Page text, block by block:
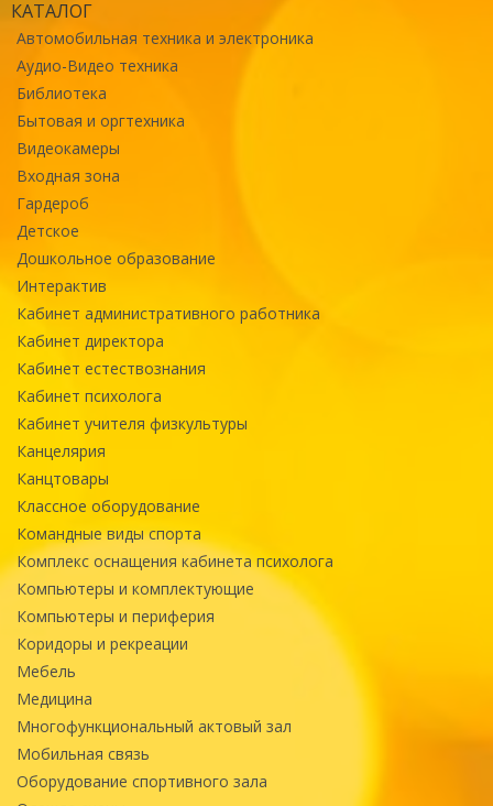
КАТАЛОГ
Автомобильная техника и электроника
Аудио-Видео техника
Библиотека
Бытовая и оргтехника
Видеокамеры
Входная зона
Гардероб
Детское
Дошкольное образование
Интерактив
Кабинет административного работника
Кабинет директора
Кабинет естествознания
Кабинет психолога
Кабинет учителя физкультуры
Канцелярия
Канцтовары
Классное оборудование
Командные виды спорта
Комплекс оснащения кабинета психолога
Компьютеры и комплектующие
Компьютеры и периферия
Коридоры и рекреации
Мебель
Медицина
Многофункциональный актовый зал
Мобильная связь
Оборудование спортивного зала